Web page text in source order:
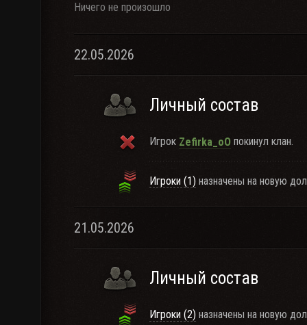
Ничего не произошло
22.05.2026
Личный состав
Игрок Zefirka_oO покинул клан.
Игроки (1) назначены на новую
21.05.2026
Личный состав
Игроки (2) назначены на новую